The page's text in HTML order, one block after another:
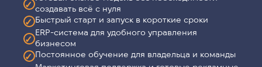
✓ создавать всё с нуля
✓ Быстрый старт и запуск в короткие сроки
✓
ERP-система для удобного управления
бизнесом
✓ Постоянное обучение для владельца и команды